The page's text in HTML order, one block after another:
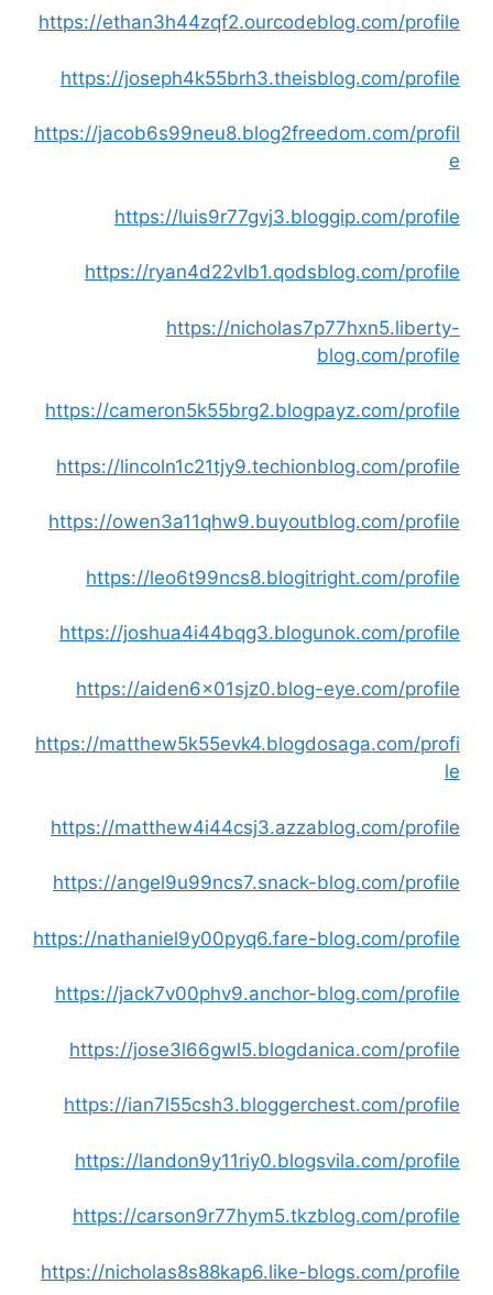
https://ethan3h44zqf2.ourcodeblog.com/profile
https://joseph4k55brh3.theisblog.com/profile
https://jacob6s99neu8.blog2freedom.com/profil
e
https://luis9r77gvj3.bloggip.com/profile
https://ryan4d22vlb1.qodsblog.com/profile
https://nicholas7p77hxn5.liberty-
blog.com/profile
https://cameron5k55brg2.blogpayz.com/profile
https://lincoln1c21tjy9.techionblog.com/profile
https://owen3a11qhw9.buyoutblog.com/profile
https://leo6t99ncs8.blogitright.com/profile
https://joshua4i44bqg3.blogunok.com/profile
https://aiden6x01sjz0.blog-eye.com/profile
https://matthew5k55evk4.blogdosaga.com/profi
le
https://matthew4i44csj3.azzablog.com/profile
https://angel9u99ncs7.snack-blog.com/profile
https://nathaniel9y00pyq6.fare-blog.com/profile
https://jack7v00phv9.anchor-blog.com/profile
https://jose3l66gwl5.blogdanica.com/profile
https://ian7l55csh3.bloggerchest.com/profile
https://landon9y11riy0.blogsvila.com/profile
https://carson9r77hym5.tkzblog.com/profile
https://nicholas8s88kap6.like-blogs.com/profile